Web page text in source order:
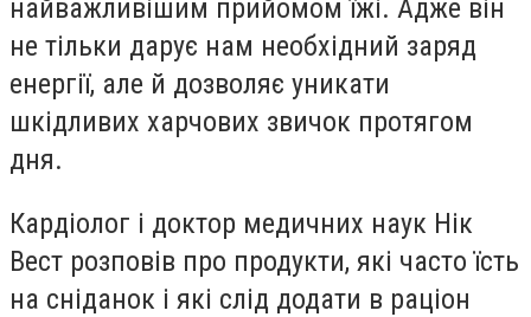
найважливішим прийомом їжі. Адже він
не тільки дарує нам необхідний заряд
енергії, але й дозволяє уникати
шкідливих харчових звичок протягом
дня.
Кардіолог і доктор медичних наук Нік
Вест розповів про продукти, які часто їсть
на сніданок і які слід додати в раціон